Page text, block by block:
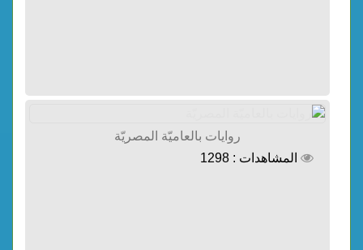
روايات بالعاميّة المصريّة
المشاهدات : 1298